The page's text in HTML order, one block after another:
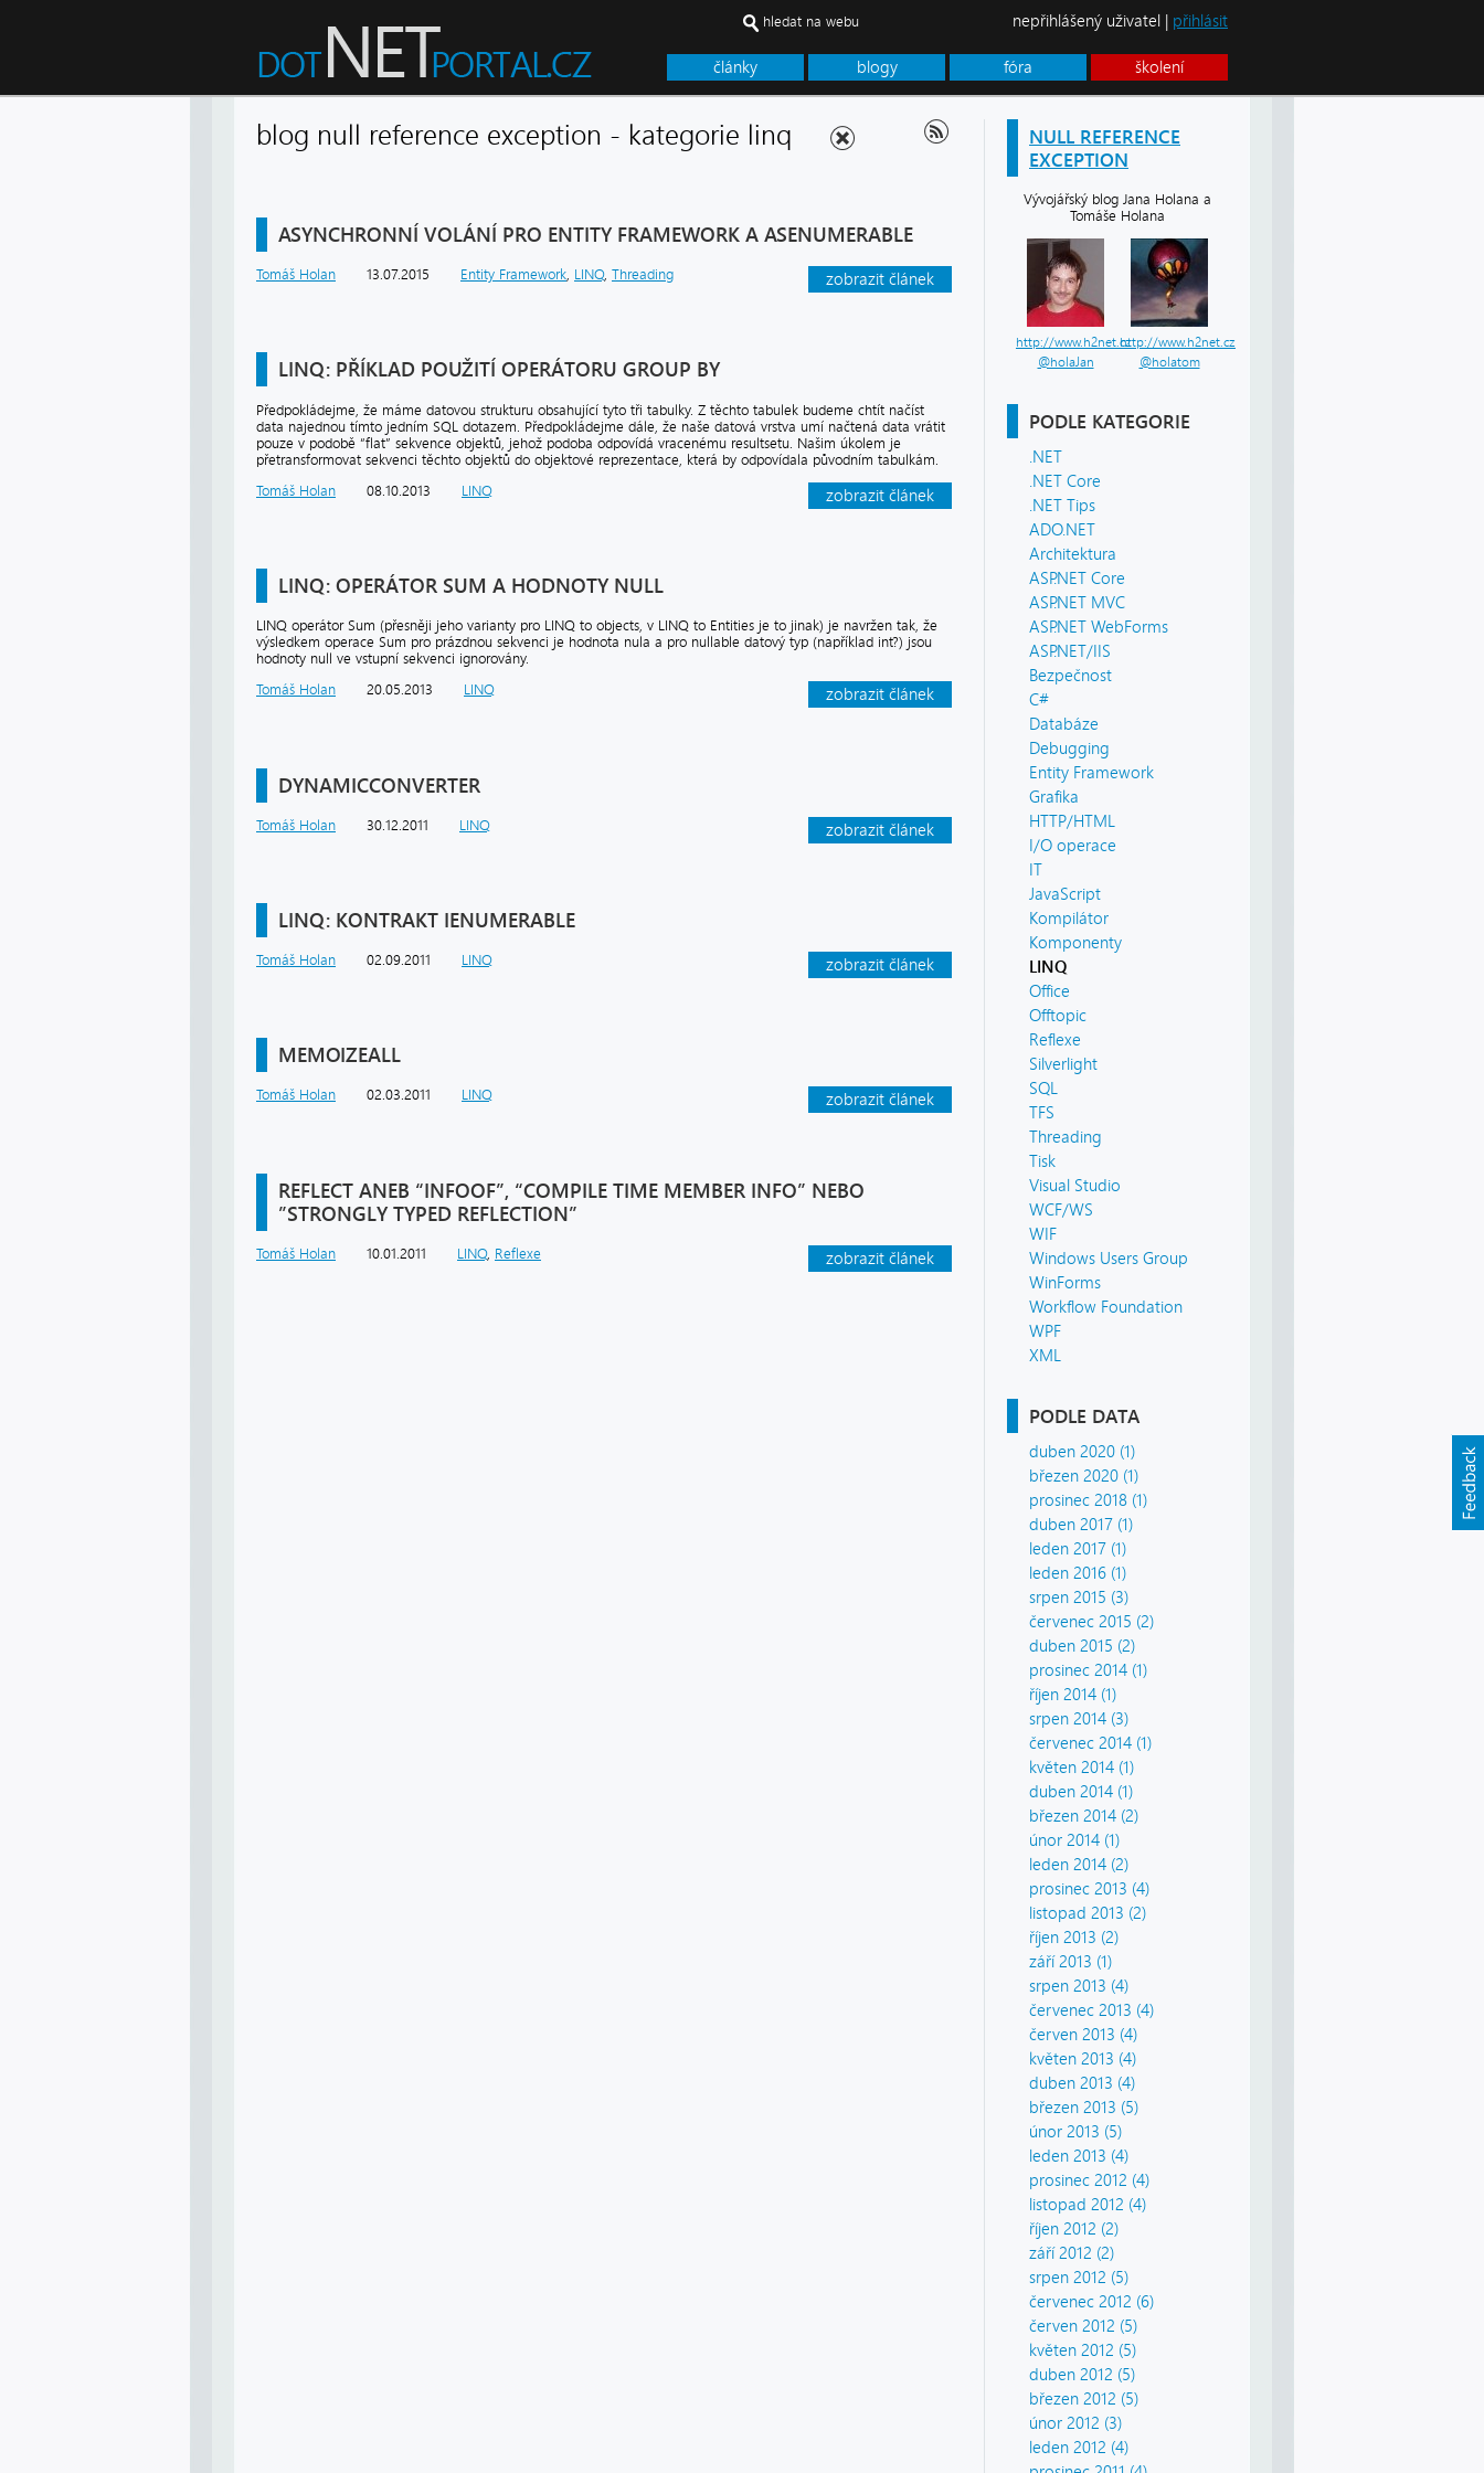
články blogy fóra školení
hledat na webu nepřihlášený uživatel | přihlásit
NULL REFERENCE
EXCEPTION
Vývojářský blog Jana Holana a
Tomáše Holana
http://www.h2net.cz
@holaJan
http://www.h2net.cz
@holatom
PODLE KATEGORIE
.NET
.NET Core
.NET Tips
ADO.NET
Architektura
ASP.NET Core
ASP.NET MVC
ASP.NET WebForms
ASP.NET/IIS
Bezpečnost
C#
Databáze
Debugging
Entity Framework
Grafika
HTTP/HTML
I/O operace
IT
JavaScript
Kompilátor
Komponenty
LINQ
Office
Offtopic
Reflexe
Silverlight
SQL
TFS
Threading
Tisk
Visual Studio
WCF/WS
WIF
Windows Users Group
WinForms
Workflow Foundation
WPF
XML
PODLE DATA
duben 2020 (1)
březen 2020 (1)
prosinec 2018 (1)
duben 2017 (1)
leden 2017 (1)
leden 2016 (1)
srpen 2015 (3)
červenec 2015 (2)
duben 2015 (2)
prosinec 2014 (1)
říjen 2014 (1)
srpen 2014 (3)
červenec 2014 (1)
květen 2014 (1)
duben 2014 (1)
březen 2014 (2)
únor 2014 (1)
leden 2014 (2)
prosinec 2013 (4)
listopad 2013 (2)
říjen 2013 (2)
září 2013 (1)
srpen 2013 (4)
červenec 2013 (4)
červen 2013 (4)
květen 2013 (4)
duben 2013 (4)
březen 2013 (5)
únor 2013 (5)
leden 2013 (4)
prosinec 2012 (4)
listopad 2012 (4)
říjen 2012 (2)
září 2012 (2)
srpen 2012 (5)
červenec 2012 (6)
červen 2012 (5)
květen 2012 (5)
duben 2012 (5)
březen 2012 (5)
únor 2012 (3)
leden 2012 (4)
blog null reference exception - kategorie linq
ASYNCHRONNÍ VOLÁNÍ PRO ENTITY FRAMEWORK A ASENUMERABLE
zobrazit článek
Tomáš Holan 13.07.2015 Entity Framework, LINQ, Threading
LINQ: PŘÍKLAD POUŽITÍ OPERÁTORU GROUP BY
Předpokládejme, že máme datovou strukturu obsahující tyto tři tabulky. Z těchto tabulek budeme chtít načíst
data najednou tímto jedním SQL dotazem. Předpokládejme dále, že naše datová vrstva umí načtená data vrátit
pouze v podobě “flat” sekvence objektů, jehož podoba odpovídá vracenému resultsetu. Našim úkolem je
přetransformovat sekvenci těchto objektů do objektové reprezentace, která by odpovídala původním tabulkám.
zobrazit článek
Tomáš Holan 08.10.2013 LINQ
LINQ: OPERÁTOR SUM A HODNOTY NULL
LINQ operátor Sum (přesněji jeho varianty pro LINQ to objects, v LINQ to Entities je to jinak) je navržen tak, že
výsledkem operace Sum pro prázdnou sekvenci je hodnota nula a pro nullable datový typ (například int?) jsou
hodnoty null ve vstupní sekvenci ignorovány.
zobrazit článek
Tomáš Holan 20.05.2013 LINQ
DYNAMICCONVERTER
zobrazit článek
Tomáš Holan 30.12.2011 LINQ
LINQ: KONTRAKT IENUMERABLE
zobrazit článek
Tomáš Holan 02.09.2011 LINQ
MEMOIZEALL
zobrazit článek
Tomáš Holan 02.03.2011 LINQ
REFLECT ANEB “INFOOF”, “COMPILE TIME MEMBER INFO” NEBO
”STRONGLY TYPED REFLECTION”
zobrazit článek
Tomáš Holan 10.01.2011 LINQ, Reflexe